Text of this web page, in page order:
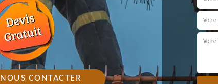
NOUS CONTACTER